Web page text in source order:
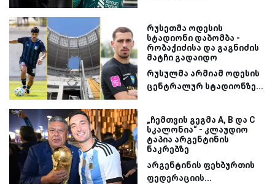
რუსეთმა ოდესის
სტადიონი დაბომბა -
რობაქიძისა და გაგნიძის
მატჩი გადაიდო
რუსულმა არმიამ ოდესის
ცენტრალურ სტადიონზე...
„ჩემთვის გეგმა A, B და C
სკალონია“ - კლაუდიო
ტაპია არგენტინის
ნაკრებზე
არგენტინის ფეხბურთის
ფედერაციის...